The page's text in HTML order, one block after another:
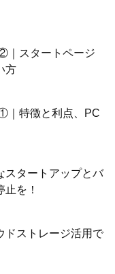
｜スタートページ
方
｜特徴と利点、PC
タートアップとバ
を！
ストレージ活用で